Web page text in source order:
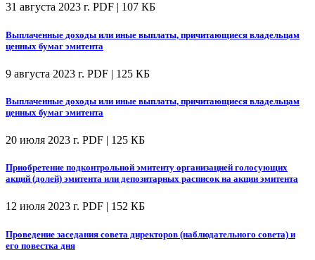
31 августа 2023 г. PDF | 107 КБ
Выплаченные доходы или иные выплаты, причитающиеся владельцам
ценных бумаг эмитента
9 августа 2023 г. PDF | 125 КБ
Выплаченные доходы или иные выплаты, причитающиеся владельцам
ценных бумаг эмитента
20 июля 2023 г. PDF | 125 КБ
Приобретение подконтрольной эмитенту организацией голосующих
акций (долей) эмитента или депозитарных расписок на акции эмитента
12 июля 2023 г. PDF | 152 КБ
Проведение заседания совета директоров (наблюдательного совета) и
его повестка дня